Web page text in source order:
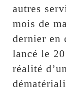
autres
mois de
dernier en
lancé le
réalité